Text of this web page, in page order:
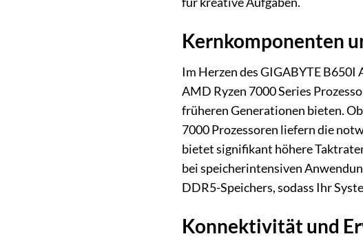
Kernkomponenten
Im Herzen des GIGABYTE
AMD Ryzen 7000 Series
früheren Generationen bieten.
7000 Prozessoren liefern die
bietet signifikant höhere
bei speicherintensiven
DDR5-Speichers, sodass Ihr
Konnektivität und